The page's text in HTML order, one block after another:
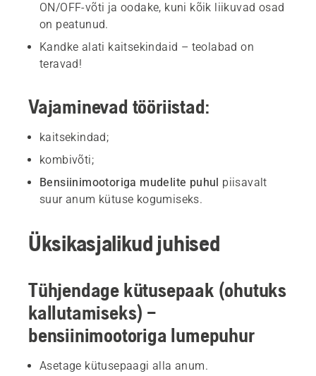
ON/OFF-võti ja oodake, kuni kõik liikuvad osad
on peatunud.
Kandke alati kaitsekindaid – teolabad on
teravad!
Vajaminevad tööriistad:
kaitsekindad;
kombivõti;
Bensiinimootoriga mudelite puhul piisavalt
suur anum kütuse kogumiseks.
Üksikasjalikud juhised
Tühjendage kütusepaak (ohutuks
kallutamiseks) –
bensiinimootoriga lumepuhur
Asetage kütusepaagi alla anum.